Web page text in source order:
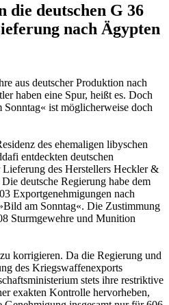
die deutschen G 36
nach Ägypten
aus deutscher Produktion nach
haben eine Spur, heißt es. Doch
ist möglicherweise doch
des ehemaligen libyschen
entdeckten deutschen
Lieferung des Herstellers Heckler &
deutsche Regierung habe dem
Exportgenehmigungen nach
am Sonntag«. Die Zustimmung
Sturmgewehre und Munition
korrigieren. Da die Regierung und
des Kriegswaffenexports
stets ihre restriktive
exakten Kontrolle hervorheben,